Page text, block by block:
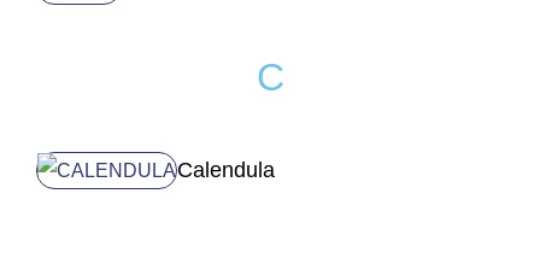
C
Calendula